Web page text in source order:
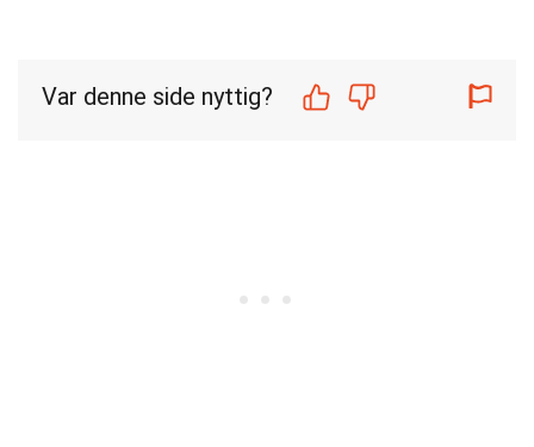
Var denne side nyttig?